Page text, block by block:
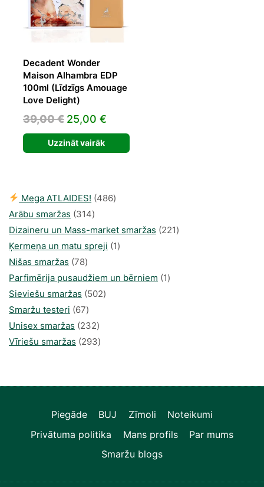
Decadent Wonder
Maison Alhambra EDP
100ml (Līdzīgs Amouage
Love Delight)
39,00€ Original
price
was:
25,00 €
price
is:
Uzzināt vairāk
Mega ATLAIDES! 486486
Arābu smaržas 314314
produkti
Dizaineru un Mass-market smaržas 221221
Ķermeņa un matu spreji 11
Nišas smaržas 7878
produkts
Parfimērija pusaudžiem un bērniem 11
Sieviešu smaržas 502502
Smaržu testeri 6767
produkts
Unisex smaržas 232232
produkts
Vīriešu smaržas 293293
Piegāde BUJ Zīmoli
Noteikumi
Privātuma politika
Mans profils
Par mums
Smaržu blogs